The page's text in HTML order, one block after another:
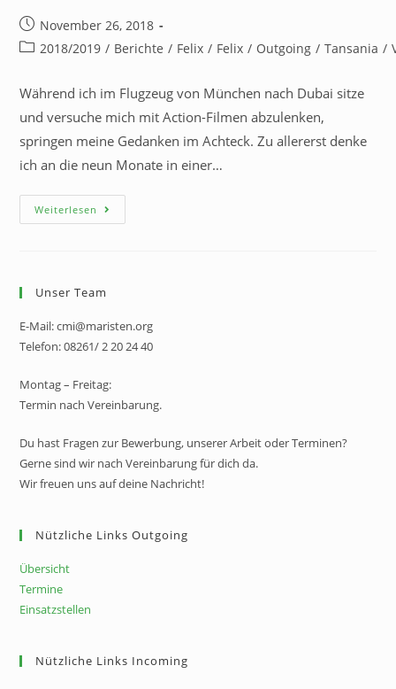
November 26, 2018
2018/2019 / Berichte / Felix / Felix / Outgoing / Tansania /
Während ich im Flugzeug von München nach Dubai sitze
und versuche mich mit Action-Filmen abzulenken,
springen meine Gedanken im Achteck. Zu allererst denke
ich an die neun Monate in einer…
Weiterlesen
Unser Team
E-Mail: cmi@maristen.org
Telefon: 08261/ 2 20 24 40
Montag – Freitag:
Termin nach Vereinbarung.
Du hast Fragen zur Bewerbung, unserer Arbeit oder Terminen?
Gerne sind wir nach Vereinbarung für dich da.
Wir freuen uns auf deine Nachricht!
Nützliche Links Outgoing
Übersicht
Termine
Einsatzstellen
Nützliche Links Incoming